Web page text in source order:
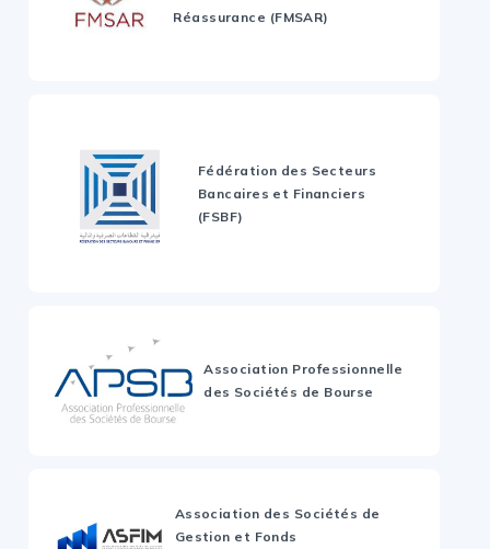
Réassurance (FMSAR)
Fédération des Secteurs
Bancaires et Financiers
(FSBF)
Association Professionnelle
des Sociétés de Bourse
Association des Sociétés de
Gestion et Fonds